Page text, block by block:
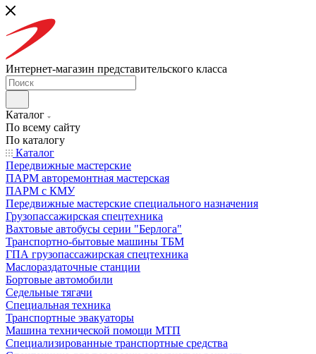
Интернет-магазин представительского класса
Каталог
По всему сайту
По каталогу
Каталог
Передвижные мастерские
ПАРМ авторемонтная мастерская
ПАРМ с КМУ
Передвижные мастерские специального назначения
Грузопассажирская спецтехника
Вахтовые автобусы серии "Берлога"
Транспортно-бытовые машины ТБМ
ГПА грузопассажирская спецтехника
Маслораздаточные станции
Бортовые автомобили
Седельные тягачи
Специальная техника
Транспортные эвакуаторы
Машина технической помощи МТП
Специализированные транспортные средства